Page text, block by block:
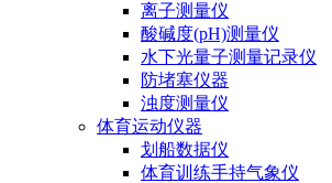
离子测量仪
酸碱度(pH)测量仪
水下光量子测量记录仪
防堵塞仪器
浊度测量仪
体育运动仪器
划船数据仪
体育训练手持气象仪